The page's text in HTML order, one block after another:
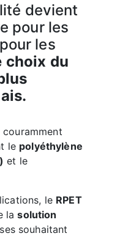
devient
pour les
les
choix du
le polyéthylène
et le
le RPET
lasolution
souhaitant